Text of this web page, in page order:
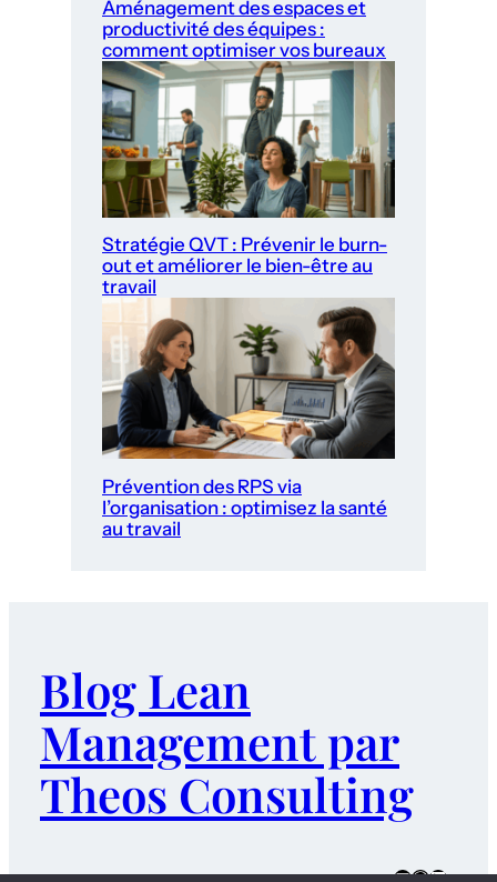
Aménagement des espaces et
productivité des équipes :
comment optimiser vos bureaux
Stratégie QVT : Prévenir le burn-
out et améliorer le bien-être au
travail
Prévention des RPS via
l’organisation : optimisez la santé
au travail
Blog Lean
Management par
Theos Consulting
E-mail